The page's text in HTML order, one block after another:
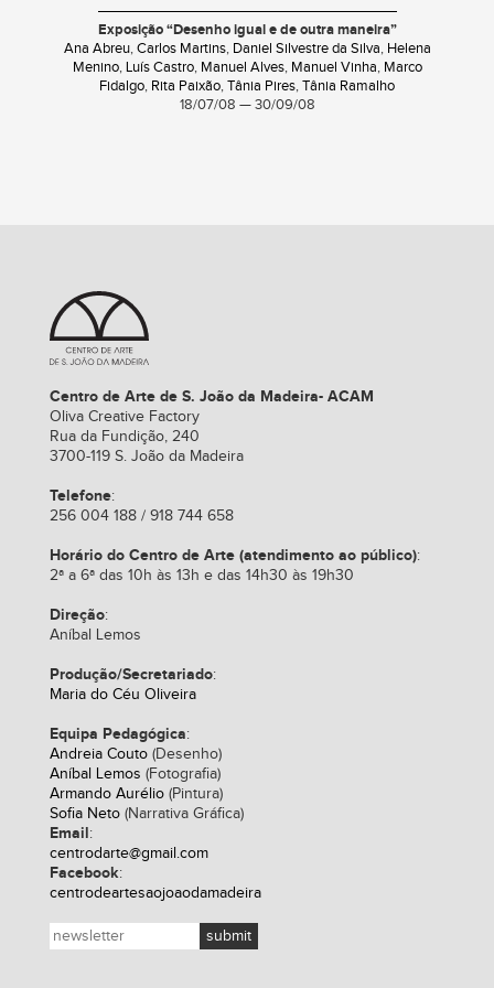
Exposição “Desenho igual e de outra maneira”
Ana Abreu, Carlos Martins, Daniel Silvestre da Silva, Helena
Menino, Luís Castro, Manuel Alves, Manuel Vinha, Marco
Fidalgo, Rita Paixão, Tânia Pires, Tânia Ramalho
18/07/08 — 30/09/08
Centro de Arte de S. João da Madeira- ACAM
Oliva Creative Factory
Rua da Fundição, 240
3700-119 S. João da Madeira
Telefone:
256 004 188 / 918 744 658
Horário do Centro de Arte (atendimento ao público):
2ª a 6ª das 10h às 13h e das 14h30 às 19h30
Direção:
Aníbal Lemos
Produção/Secretariado:
Maria do Céu Oliveira
Equipa Pedagógica:
Andreia Couto (Desenho)
Aníbal Lemos (Fotografia)
Armando Aurélio (Pintura)
Sofia Neto (Narrativa Gráfica)
Email:
centrodarte@gmail.com
Facebook:
centrodeartesaojoaodamadeira